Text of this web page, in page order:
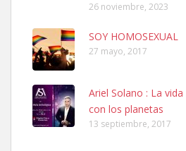
Adopcion
Busco casa de acogida para mi perrita ya
no la puedo tener. Solo gente r...
26 noviembre, 2023
SOY HOMOSEXUAL
27 mayo, 2017
Ariel Solano : La
con los planetas
13 septiembre, 2017